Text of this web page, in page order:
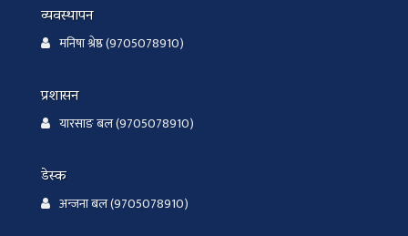
व्यवस्थापन
मनिषा श्रेष्ठ (9705078910)
प्रशासन
यारसाङ बल (9705078910)
डेस्क
अन्जना बल (9705078910)